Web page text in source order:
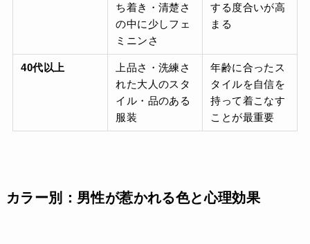
ち着き・清楚さ
の中に少しフェ
ミニンさ
する度合いが高
まる
40代以上
上品さ・洗練さ
れた大人のスタ
イル・品のある
服装
年齢に合ったス
タイルを自信を
持って着こなす
ことが最重要
カラー別：男性が惹かれる色と心理効果